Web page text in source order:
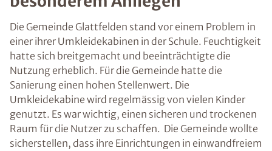
Die Gemeinde Glattfelden stand vor einem Problem in
einer ihrer Umkleidekabinen in der Schule. Feuchtigkeit
hatte sich breitgemacht und beeinträchtigte die
Nutzung erheblich. Für die Gemeinde hatte die
Sanierung einen hohen Stellenwert. Die
Umkleidekabine wird regelmässig von vielen Kinder
genutzt. Es war wichtig, einen sicheren und trockenen
Raum für die Nutzer zu schaffen. Die Gemeinde wollte
sicherstellen, dass ihre Einrichtungen in einwandfreiem